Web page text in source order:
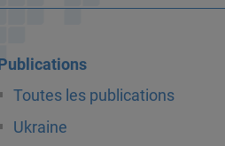
Publications
Toutes les publications
Ukraine